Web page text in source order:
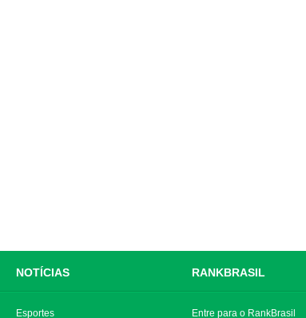
NOTÍCIAS RANKBRASIL
Esportes Entre para o RankBrasil